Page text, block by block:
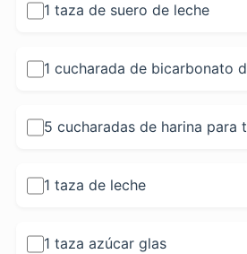
1 taza de suero de leche
1 cucharada de bicarbonato
5 cucharadas de harina para
1 taza de leche
1 taza azúcar glas